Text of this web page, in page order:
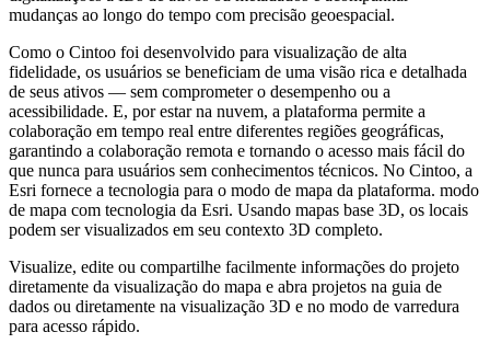
mudanças ao longo do tempo com precisão geoespacial.
Como o Cintoo foi desenvolvido para visualização de alta
fidelidade, os usuários se beneficiam de uma visão rica e detalhada
de seus ativos — sem comprometer o desempenho ou a
acessibilidade. E, por estar na nuvem, a plataforma permite a
colaboração em tempo real entre diferentes regiões geográficas,
garantindo a colaboração remota e tornando o acesso mais fácil do
que nunca para usuários sem conhecimentos técnicos. No Cintoo, a
Esri fornece a tecnologia para o modo de mapa da plataforma. modo
de mapa com tecnologia da Esri. Usando mapas base 3D, os locais
podem ser visualizados em seu contexto 3D completo.
Visualize, edite ou compartilhe facilmente informações do projeto
diretamente da visualização do mapa e abra projetos na guia de
dados ou diretamente na visualização 3D e no modo de varredura
para acesso rápido.